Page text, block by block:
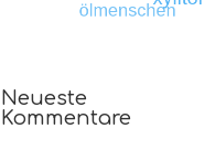
Neueste
Kommentare